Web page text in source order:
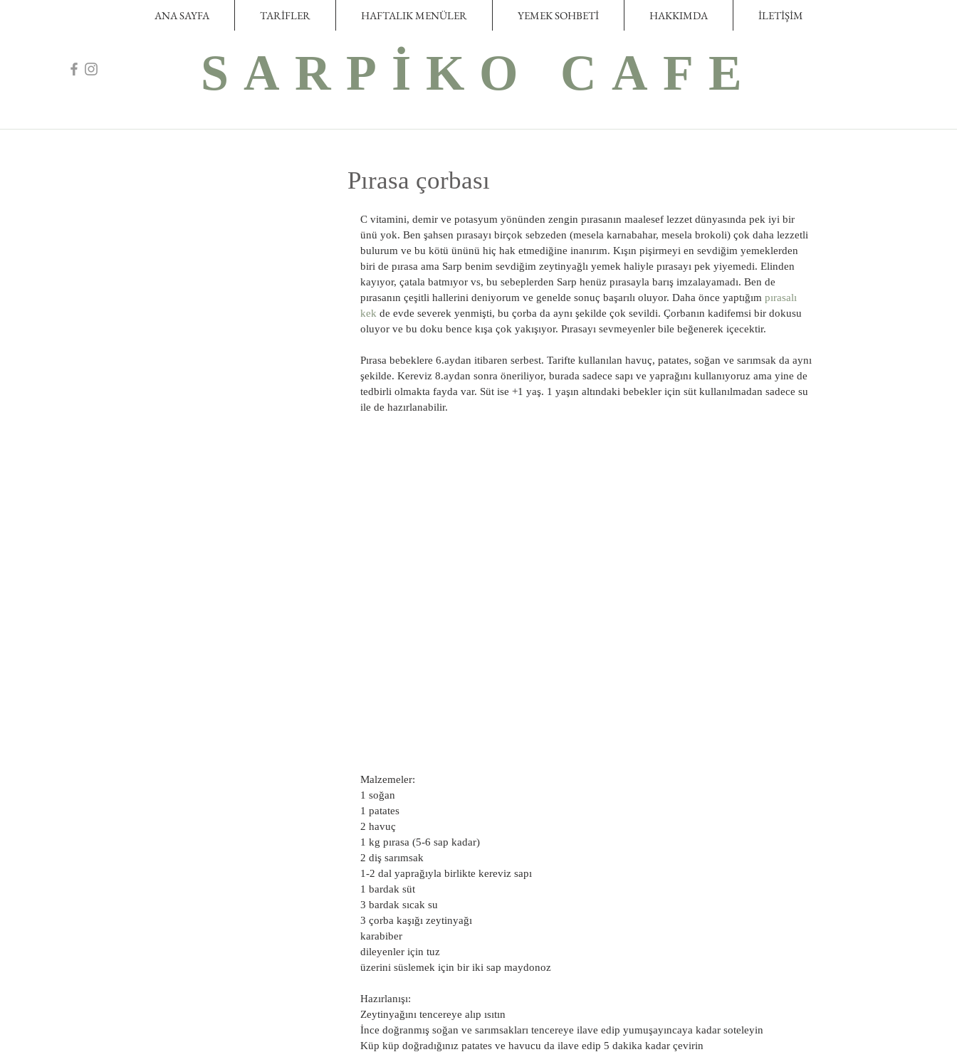
ANA SAYFA TARİFLER HAFTALIK MENÜLER YEMEK SOHBETİ HAKKIMDA İLETİŞİM
SARPİKO CAFE
Pırasa çorbası
C vitamini, demir ve potasyum yönünden zengin pırasanın maalesef lezzet dünyasında pek iyi bir
ünü yok. Ben şahsen pırasayı birçok sebzeden (mesela karnabahar, mesela brokoli) çok daha lezzetli
bulurum ve bu kötü ününü hiç hak etmediğine inanırım. Kışın pişirmeyi en sevdiğim yemeklerden
biri de pırasa ama Sarp benim sevdiğim zeytinyağlı yemek haliyle pırasayı pek yiyemedi. Elinden
kayıyor, çatala batmıyor vs, bu sebeplerden Sarp henüz pırasayla barış imzalayamadı. Ben de
pırasanın çeşitli hallerini deniyorum ve genelde sonuç başarılı oluyor. Daha önce yaptığım pırasalı
kek de evde severek yenmişti, bu çorba da aynı şekilde çok sevildi. Çorbanın kadifemsi bir dokusu
oluyor ve bu doku bence kışa çok yakışıyor. Pırasayı sevmeyenler bile beğenerek içecektir.
Pırasa bebeklere 6.aydan itibaren serbest. Tarifte kullanılan havuç, patates, soğan ve sarımsak da aynı
şekilde. Kereviz 8.aydan sonra öneriliyor, burada sadece sapı ve yaprağını kullanıyoruz ama yine de
tedbirli olmakta fayda var. Süt ise +1 yaş. 1 yaşın altındaki bebekler için süt kullanılmadan sadece su
ile de hazırlanabilir.
Malzemeler:
1 soğan
1 patates
2 havuç
1 kg pırasa (5-6 sap kadar)
2 diş sarımsak
1-2 dal yaprağıyla birlikte kereviz sapı
1 bardak süt
3 bardak sıcak su
3 çorba kaşığı zeytinyağı
karabiber
dileyenler için tuz
üzerini süslemek için bir iki sap maydonoz
Hazırlanışı:
Zeytinyağını tencereye alıp ısıtın
İnce doğranmış soğan ve sarımsakları tencereye ilave edip yumuşayıncaya kadar soteleyin
Küp küp doğradığınız patates ve havucu da ilave edip 5 dakika kadar çevirin